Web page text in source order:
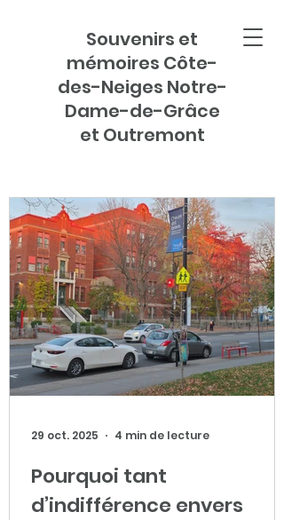
Souvenirs et
mémoires Côte-
des-Neiges Notre-
Dame-de-Grâce
et Outremont
Pourquoi tant
d’indifférence envers
29 oct. 2025 4 min de lecture